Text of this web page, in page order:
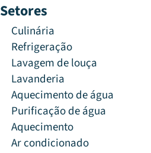
Setores
Culinária
Refrigeração
Lavagem de louça
Lavanderia
Aquecimento de água
Purificação de água
Aquecimento
Ar condicionado